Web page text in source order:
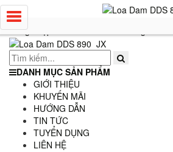
0934 969 959 -
Thái Tổ, Đà Nẵng & CS2: 80 Lý Thái Tổ,
Đăng nhập - Tài khoản & Đơn hàng
DANH MỤC SẢN PHẨM
GIỚI THIỆU
KHUYẾN MÃI
HƯỚNG DẪN
TIN TỨC
TUYỂN DỤNG
LIÊN HỆ